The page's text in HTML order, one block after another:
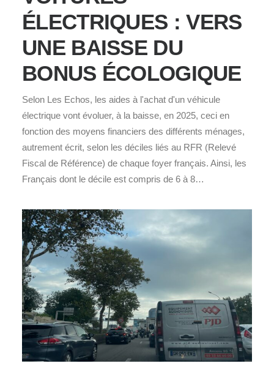
ÉLECTRIQUES : VERS
UNE BAISSE DU
BONUS ÉCOLOGIQUE
Selon Les Echos, les aides à l'achat d'un véhicule
électrique vont évoluer, à la baisse, en 2025, ceci en
fonction des moyens financiers des différents ménages,
autrement écrit, selon les déciles liés au RFR (Relevé
Fiscal de Référence) de chaque foyer français. Ainsi, les
Français dont le décile est compris de 6 à 8…